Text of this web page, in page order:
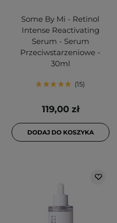
Some By Mi - Retinol
Intense Reactivating
Serum - Serum
Przeciwstarzeniowe -
30ml
15
119,00 zł
DODAJ DO KOSZYKA